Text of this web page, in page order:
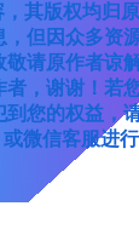
其版权均归
，但因众多资
请原作者谅
，谢谢！若
您的权益，
或微信客服进